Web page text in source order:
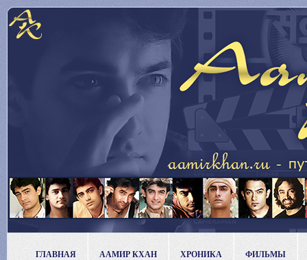
ГЛАВНАЯ ААМИР КХАН ХРОНИКА ФИЛЬМЫ